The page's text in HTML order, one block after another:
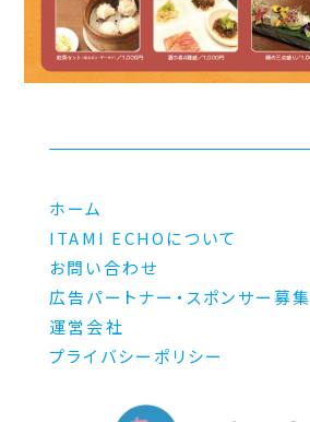
ホーム
ITAMI ECHOについて
お問い合わせ
広告パートナー・スポンサー募集
運営会社
プライバシーポリシー